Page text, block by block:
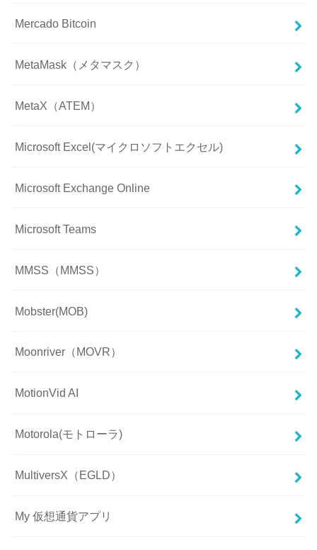
Mercado Bitcoin
MetaMask（メタマスク）
MetaX（ATEM）
Microsoft Excel(マイクロソフトエクセル)
Microsoft Exchange Online
Microsoft Teams
MMSS（MMSS）
Mobster(MOB)
Moonriver（MOVR）
MotionVid AI
Motorola(モトローラ)
MultiversX（EGLD）
My 仮想通貨アプリ